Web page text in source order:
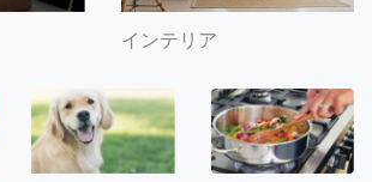
インテリア